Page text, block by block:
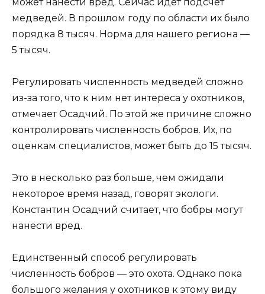
медведей. В прошлом году по области их было
порядка 8 тысяч. Норма для нашего региона —
5 тысяч.
Регулировать численность медведей сложно
из-за того, что к ним нет интереса у охотников,
отмечает Осадчий. По этой же причине сложно
контролировать численность бобров. Их, по
оценкам специалистов, может быть до 15 тысяч.
Это в несколько раз больше, чем ожидали
некоторое время назад, говорят экологи.
Константин Осадчий считает, что бобры могут
нанести вред.
Единственный способ регулировать
численность бобров — это охота. Однако пока
большого желания у охотников к этому виду